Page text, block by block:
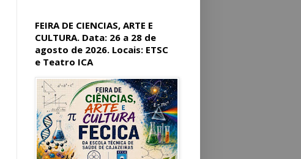
FEIRA DE CIENCIAS, ARTE E
CULTURA. Data: 26 a 28 de
agosto de 2026. Locais: ETSC
e Teatro ICA